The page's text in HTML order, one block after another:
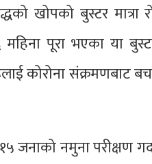
खोपको बुस्टर मात्रा
पूरा भएका या
कोरोना संक्रमणबाट
नमुना परीक्षण